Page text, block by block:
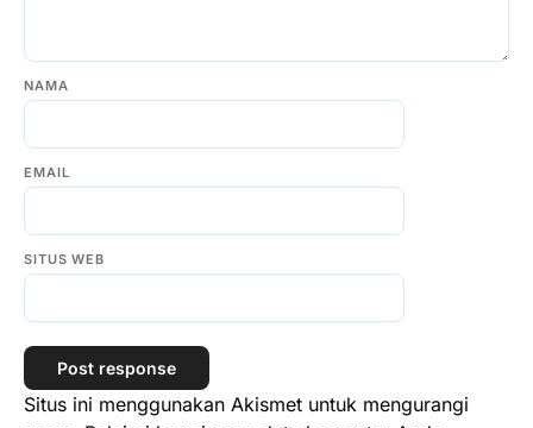
NAMA
EMAIL
SITUS WEB
Situs ini menggunakan Akismet untuk mengurangi